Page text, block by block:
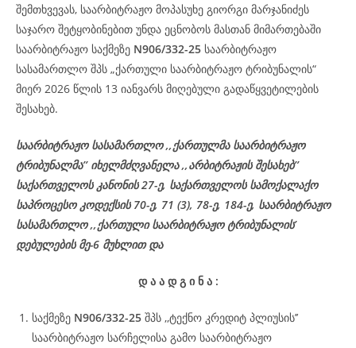
შემთხვევას, საარბიტრაჟო მოპასუხე გიორგი მარჯანიძეს
საჯარო შეტყობინებით უნდა ეცნობოს მასთან მიმართებაში
საარბიტრაჟო საქმეზე N906/332-25 საარბიტრაჟო
სასამართლო შპს „ქართული საარბიტრაჟო ტრიბუნალის“
მიერ 2026 წლის 13 იანვარს მიღებული გადაწყვეტილების
შესახებ.
საარბიტრაჟო სასამართლო ,,ქართულმა საარბიტრაჟო
ტრიბუნალმა’’ იხელმძღვანელა ,,არბიტრაჟის შესახებ’’
საქართველოს კანონის 27-ე, საქართველოს სამოქალაქო
საპროცესო კოდექსის 70-ე, 71 (3), 78-ე, 184-ე, საარბიტრაჟო
სასამართლო ,,ქართული საარბიტრაჟო ტრიბუნალის’
დებულების მე-6 მუხლით და
დ ა ა დ გ ი ნ ა :
საქმეზე N906/332-25 შპს ,,ტექნო კრედიტ პლიუსის’’
საარბიტრაჟო სარჩელისა გამო საარბიტრაჟო